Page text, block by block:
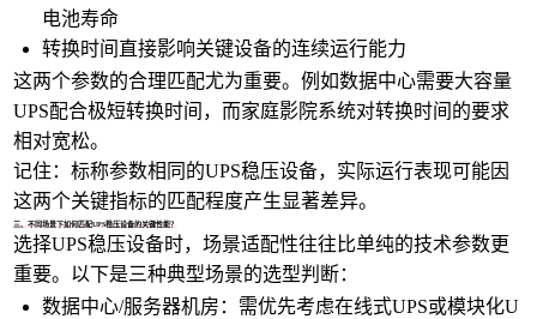
电池寿命
转换时间直接影响关键设备的连续运行能力
这两个参数的合理匹配尤为重要。例如数据中心需要大容量
UPS配合极短转换时间，而家庭影院系统对转换时间的要求
相对宽松。
记住：标称参数相同的UPS稳压设备，实际运行表现可能因
这两个关键指标的匹配程度产生显著差异。
三、不同场景下如何匹配UPS稳压设备的关键性能？
选择UPS稳压设备时，场景适配性往往比单纯的技术参数更
重要。以下是三种典型场景的选型判断：
数据中心/服务器机房：需优先考虑在线式UPS或模块化U